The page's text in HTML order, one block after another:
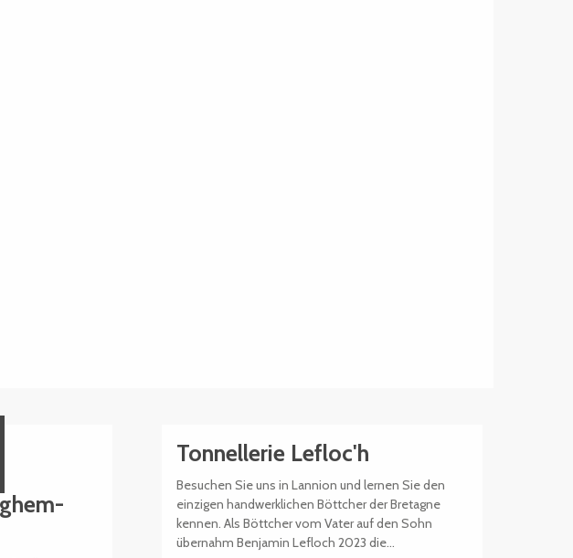
Tonnellerie Lefloc'h
Besuchen Sie uns in Lannion und lernen Sie den
einzigen handwerklichen Böttcher der Bretagne
kennen. Als Böttcher vom Vater auf den Sohn
übernahm Benjamin Lefloch 2023 die...